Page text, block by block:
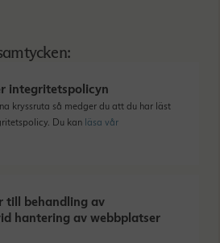
integritetspolicyn
kryssruta så medger du att du har läst
Du kan läsa vår
till behandling av
hantering av webbplatser